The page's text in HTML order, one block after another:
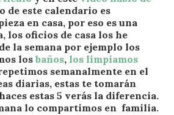
de este calendario es
en casa, por eso es una
los oficios de casa los he
la semana por ejemplo los
los baños, los limpiamos
semanalmente en el
diarias, estas te tomarán
estas 5 verás la diferencia.
lo compartimos en familia.